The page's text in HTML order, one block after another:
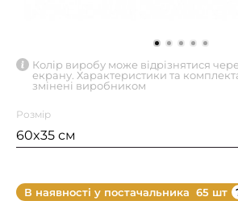
Колір виробу може відрізнятися
екрану. Характеристики та
змінені виробником
Розмір
60x35 см
В наявності у постачальника 65 шт